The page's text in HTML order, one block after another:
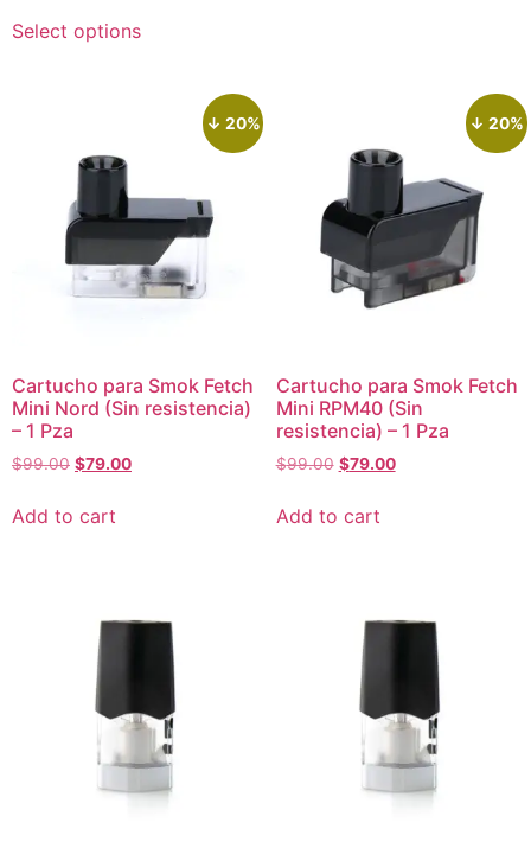
Select options
↓ 20%
Cartucho para Smok Fetch
Mini Nord (Sin resistencia)
– 1 Pza
$99.00 $79.00
Add to cart
↓ 20%
Cartucho para Smok Fetch
Mini RPM40 (Sin
resistencia) – 1 Pza
$99.00 $79.00
Add to cart